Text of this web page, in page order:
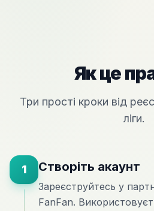
Як це
Три прості кроки від
ліги.
1 Створіть акаунт
Зареєструйтесь у
FanFan.